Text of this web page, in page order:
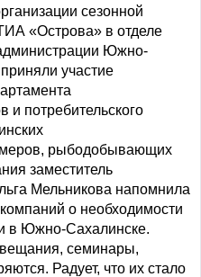
сезонной
«Острова» в отделе
Южно-
участие
и потребительского
рыбодобывающих
заместитель
Мельникова напомнила
о необходимости
в Южно-Сахалинске.
семинары,
Радует, что их стало